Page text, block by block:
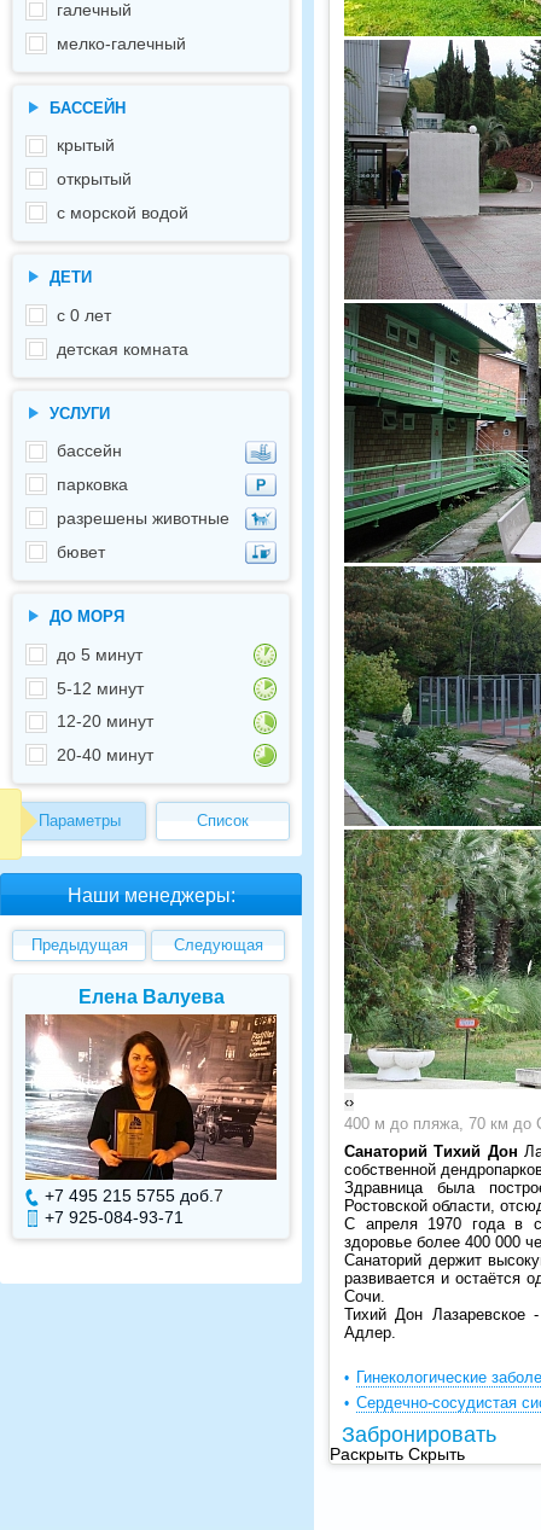
галечный
мелко-галечный
БАССЕЙН
крытый
открытый
с морской водой
ДЕТИ
с 0 лет
детская комната
УСЛУГИ
бассейн
парковка
разрешены животные
бювет
ДО МОРЯ
до 5 минут
5-12 минут
12-20 минут
20-40 минут
Параметры Список
Наши менеджеры:
Предыдущая Следующая
Елена Валуева
+7 495 215 5755 доб. 7
+7 925-084-93-71
Светлана
+7 495 215 5755 доб.
+7 925-084-93-70
‹›
400 м до пляжа, 70 км до
Санаторий Тихий Дон
собственной
Здравница была
Ростовской области,
С апреля 1970 года в
здоровье более 400 000
Санаторий держит
развивается и остаётся
Сочи.
Тихий Дон
Адлер.
Гинекологические
Сердечно-сосудистая
Забронировать
Раскрыть Скрыть